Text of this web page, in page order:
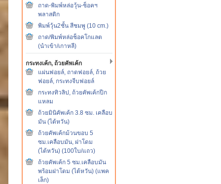
ถาด-พิมพ์หล่อวุ้น-ช็อคฯ
พลาสติก
พิมพ์วุ้น2ชั้น สีชมพู (10 cm.)
ถาด/พิมพ์หล่อช็อคโกแลต
(นำเข้า/เกาหลี)
กระทงเค้ก, ถ้วยคัพเค้ก
แผ่นฟอยล์, ถาดฟอยล์, ถ้วย
ฟอยล์, กระทงจีบฟอยล์
กระทงทิวลิป, ถ้วยคัพเค้กปีก
แหลม
ถ้วยมินิคัพเค้ก 3.8 ซม. เคลือบ
มัน (ไต้หวัน)
ถ้วยคัพเค้กม้วนขอบ 5
ซม.เคลือบมัน, ฝาโดม
(ไต้หวัน) (100ใบ/แถว)
ถ้วยคัพเค้ก 5 ซม.เคลือบมัน
พร้อมฝาโดม (ไต้หวัน) (แพค
เล็ก)